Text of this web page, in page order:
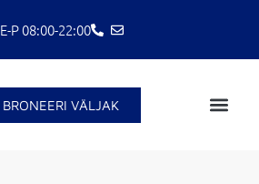
E-P 08:00-22:00
BRONEERI VÄLJAK